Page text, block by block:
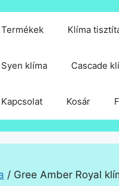
Termékek Klíma
Syen klíma Cascade
Kapcsolat Kosár
/ Gree Amber Royal